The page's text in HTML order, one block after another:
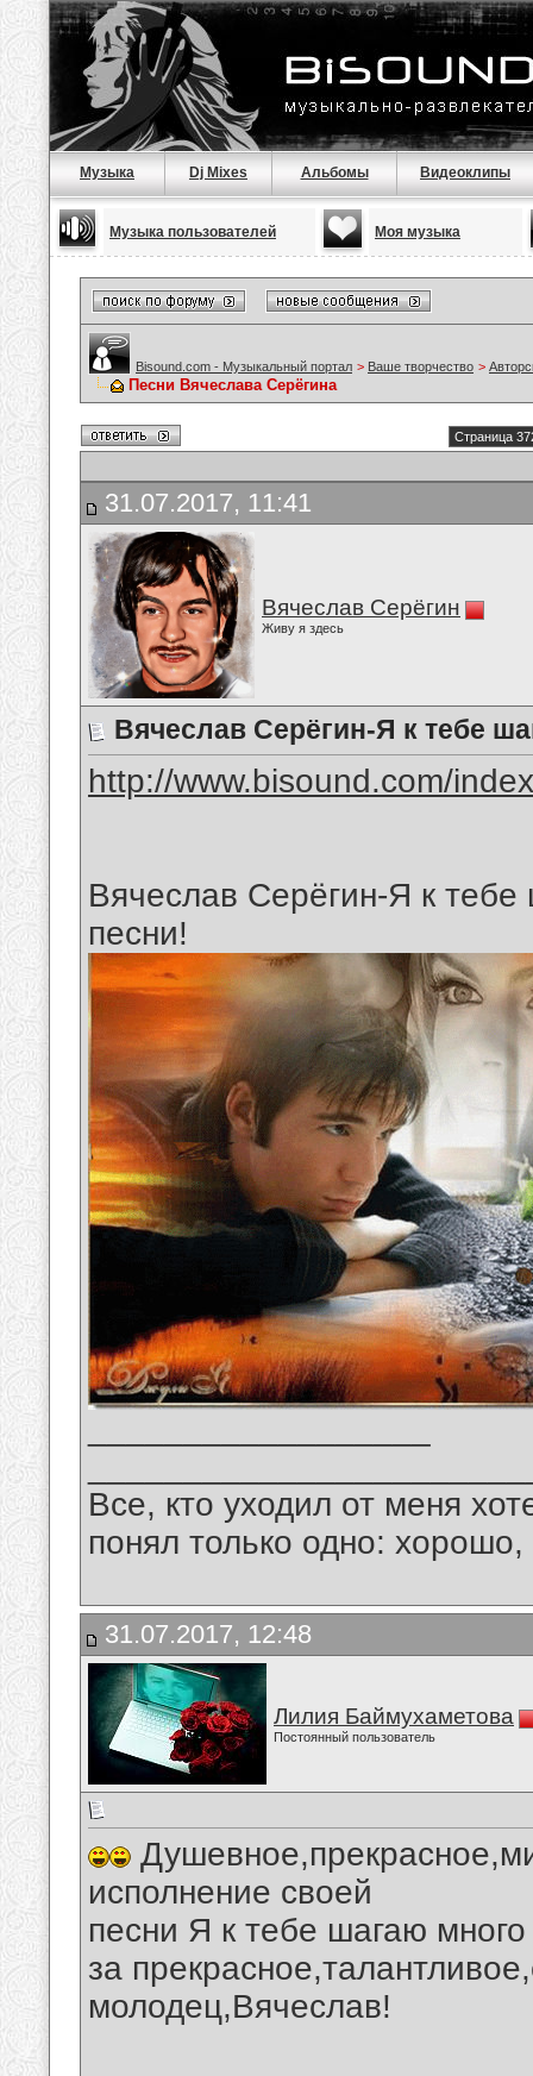
Музыка Dj Mixes Альбомы Видеоклипы
Музыка пользователей Моя музыка
Bisound.com - Музыкальный портал > Ваше творчество >
Песни Вячеслава Серёгина
Страница
31.07.2017, 11:41
Вячеслав Серёгин
Живу я здесь
Вячеслав Серёгин-Я к тебе
http://www.bisound.com/
Вячеслав Серёгин-Я к тебе
песни!
Все, кто уходил от меня
понял только одно:
31.07.2017, 12:48
Лилия Баймухаметова
Постоянный пользователь
исполнение своей
песни Я к тебе шагаю
за
молодец,Вячеслав!